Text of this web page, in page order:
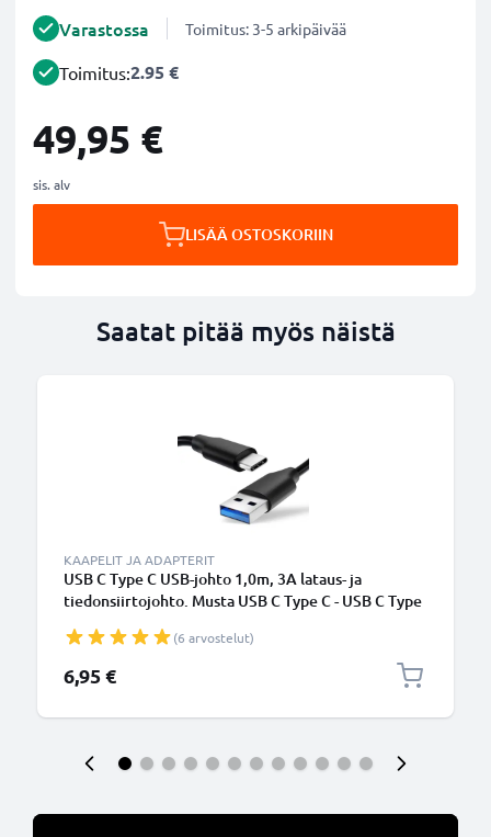
Varastossa Toimitus: 3-5 arkipäivää
Toimitus:2.95 €
49,95 €
sis. alv
LISÄÄ OSTOSKORIIN
Saatat pitää myös näistä
KAAPELIT JA ADAPTERIT
USB C Type C USB-johto 1,0m, 3A lataus- ja
tiedonsiirtojohto. Musta USB C Type C - USB C Type
(6 arvostelut)
6,95 €